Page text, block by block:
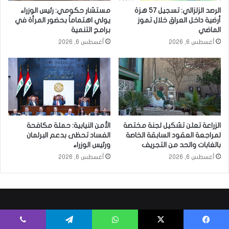
الرصد الزلزالي: تسجيل 57 هزة
أرضية داخل العراق خلال تموز
الماضي
أغسطس 6, 2026
مستشار حكومي: رئيس الوزراء
يولي اهتماماً بحضور المرأة في
برامج التنمية
أغسطس 6, 2026
الزراعة تعلن تشكيل لجنة مختصة
لمراجعة العقود السابقة الخاصة
بالغابات والحد من التجريف
أغسطس 6, 2026
الأمن النيابية: حملة مكافحة
الفساد تحظى بدعم البرلمان
ورئيس الوزراء
أغسطس 6, 2026